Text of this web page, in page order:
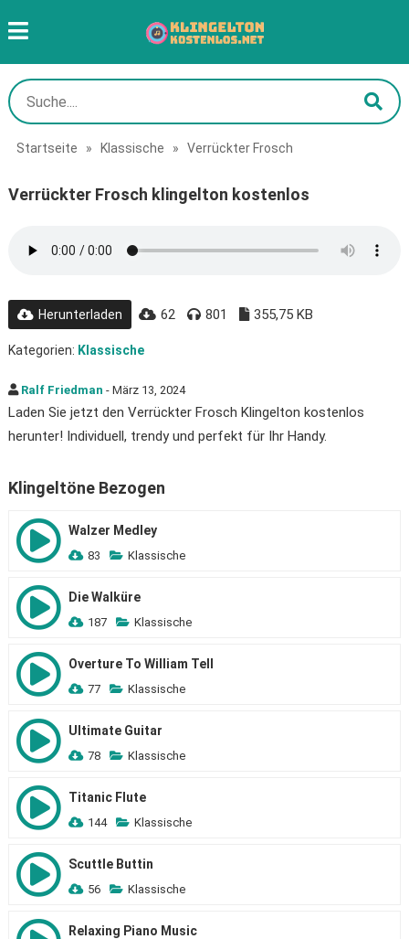
Startseite » Klassische » Verrückter Frosch
Verrückter Frosch klingelton kostenlos
Herunterladen 62 801 355,75 KB
Kategorien: Klassische
Ralf Friedman - März 13, 2024
Laden Sie jetzt den Verrückter Frosch Klingelton kostenlos
herunter! Individuell, trendy und perfekt für Ihr Handy.
Klingeltöne Bezogen
Walzer Medley
83 Klassische
Die Walküre
187 Klassische
Overture To William Tell
77 Klassische
Ultimate Guitar
78 Klassische
Titanic Flute
144 Klassische
Scuttle Buttin
56 Klassische
Relaxing Piano Music